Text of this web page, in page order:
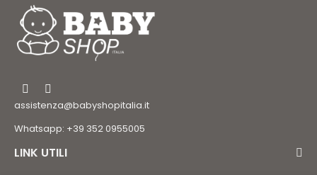
assistenza@babyshopitalia.it
Whatsapp: +39 352 0955005
LINK UTILI